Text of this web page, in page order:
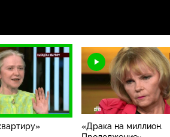
«Драка на миллион.